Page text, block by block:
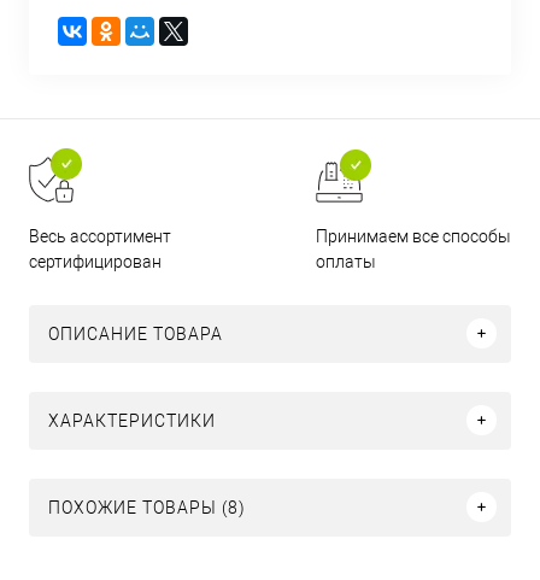
Весь ассортимент
сертифицирован
Принимаем все способы
оплаты
ОПИСАНИЕ ТОВАРА
ХАРАКТЕРИСТИКИ
ПОХОЖИЕ ТОВАРЫ (8)